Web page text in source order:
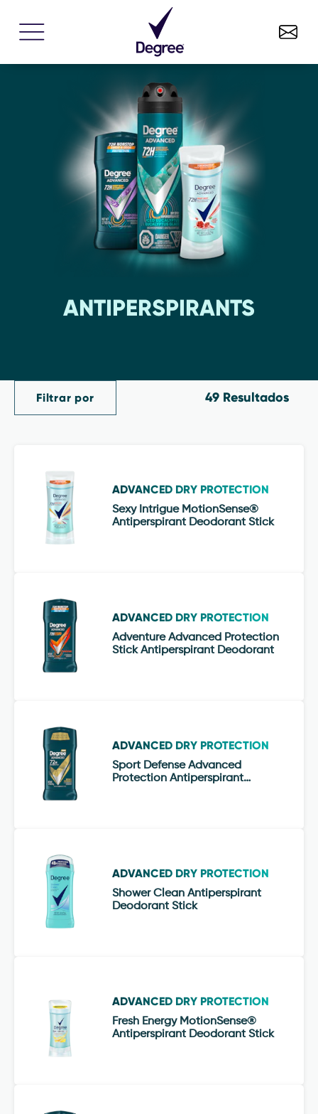
ANTIPERSPIRANTS
49 Resultados
Filtrar por
Sexy Intrigue MotionSense®
Antiperspirant Deodorant Stick
ADVANCED DRY PROTECTION
Adventure Advanced Protection
Stick Antiperspirant Deodorant
ADVANCED DRY PROTECTION
Sport Defense Advanced
Protection Antiperspirant
ADVANCED DRY PROTECTION
Shower Clean Antiperspirant
Deodorant Stick
ADVANCED DRY PROTECTION
Fresh Energy MotionSense®
Antiperspirant Deodorant Stick
ADVANCED DRY PROTECTION